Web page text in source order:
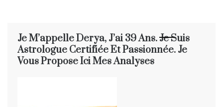
Je M’appelle Derya, J’ai 39 Ans. Je Suis
Astrologue Certifiée Et Passionnée. Je
Vous Propose Ici Mes Analyses